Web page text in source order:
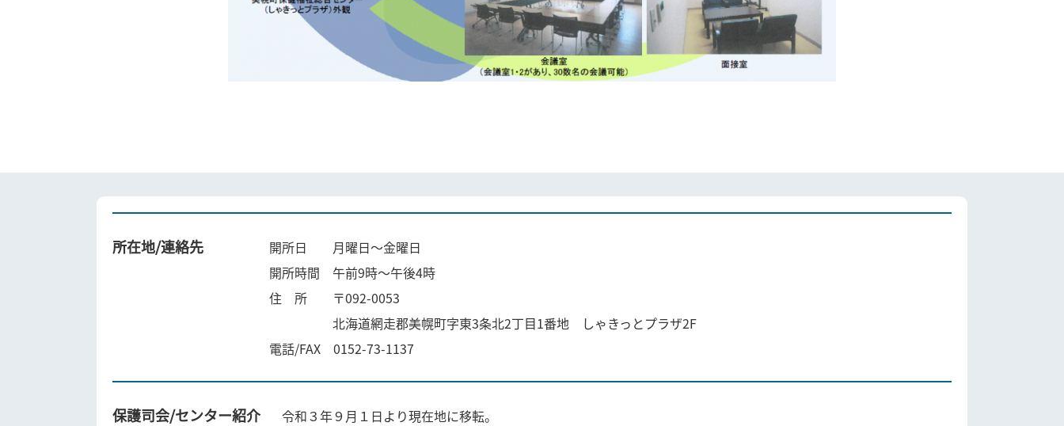
所在地/連絡先
開所日 月曜日～金曜日
開所時間 午前9時～午後4時
住 所 〒092-0053
北海道網走郡美幌町字東3条北2丁目1番地 しゃきっとプラザ2F
電話/FAX 0152-73-1137
保護司会/センター紹介
令和３年９月１日より現在地に移転。